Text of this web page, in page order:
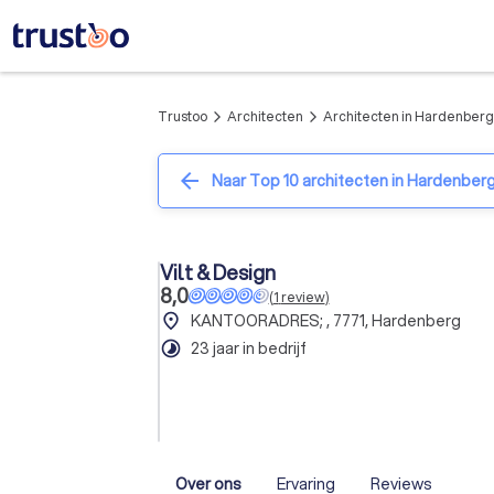
Trustoo arrow_forward_ios Architecten arrow_forward_ios Architecten in Hardenberg
arrow_back Naar Top 10 architecten in
Vilt & Design
8,0
(1review)
place KANTOORADRES; , 7771, Hardenberg
timelapse 23 jaar in bedrijf
Over ons Ervaring Reviews